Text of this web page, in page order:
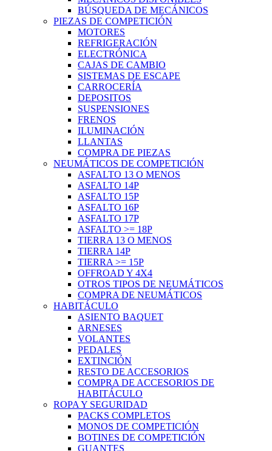
BÚSQUEDA DE MECÁNICOS
PIEZAS DE COMPETICIÓN
MOTORES
REFRIGERACIÓN
ELECTRÓNICA
CAJAS DE CAMBIO
SISTEMAS DE ESCAPE
CARROCERÍA
DEPOSITOS
SUSPENSIONES
FRENOS
ILUMINACIÓN
LLANTAS
COMPRA DE PIEZAS
NEUMÁTICOS DE COMPETICIÓN
ASFALTO 13 O MENOS
ASFALTO 14P
ASFALTO 15P
ASFALTO 16P
ASFALTO 17P
ASFALTO >= 18P
TIERRA 13 O MENOS
TIERRA 14P
TIERRA >= 15P
OFFROAD Y 4X4
OTROS TIPOS DE NEUMÁTICOS
COMPRA DE NEUMÁTICOS
HABITÁCULO
ASIENTO BAQUET
ARNESES
VOLANTES
PEDALES
EXTINCIÓN
RESTO DE ACCESORIOS
COMPRA DE ACCESORIOS DE
HABITÁCULO
ROPA Y SEGURIDAD
PACKS COMPLETOS
MONOS DE COMPETICIÓN
BOTINES DE COMPETICIÓN
GUANTES